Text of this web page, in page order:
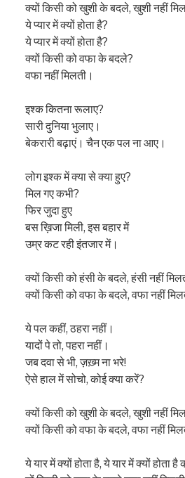
क्यों किसी को खुशी के बदले, खुशी नहीं
ये प्यार में क्यों होता है?
ये प्यार में क्यों होता है?
क्यों किसी को वफा के बदले?
वफा नहीं मिलती।
इश्क कितना रूलाए?
सारी दुनिया भुलाए।
बेकरारी बढ़ाएं। चैन एक पल ना आए।
लोग इश्क में क्या से क्या हुए?
मिल गए कभी?
फिर जुदा हुए
बस ख़िजा मिली, इस बहार में
उम्र कट रही इंतजार में।
क्यों किसी को हंसी के बदले, हंसी नहीं
क्यों किसी को वफा के बदले, वफा नहीं
ये पल कहीं, ठहरा नहीं।
यादों पे तो, पहरा नहीं।
जब दवा से भी, ज़ख़्म ना भरे!
ऐसे हाल में सोचो, कोई क्या करें?
क्यों किसी को खुशी के बदले, खुशी नहीं
क्यों किसी को वफा के बदले, वफा नहीं
ये यार में क्यों होता है, ये यार में क्यों होता है